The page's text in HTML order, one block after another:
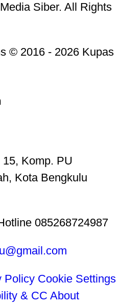
Siber. All Rights
© 2016 - 2026 Kupas
Komp. PU
Kota Bengkulu
085268724987
Policy Cookie Settings
& CC About